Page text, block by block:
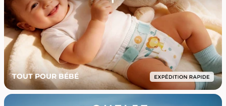
TOUT POUR BÉBÉ